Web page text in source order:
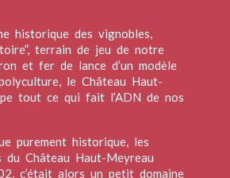
historique des vignobles,
terrain de jeu de notre
et fer de lance d’un modèle
le Château Haut-
tout ce qui fait l’ADN de nos
purement historique, les
du Château Haut-Meyreau
c’était alors un petit domaine